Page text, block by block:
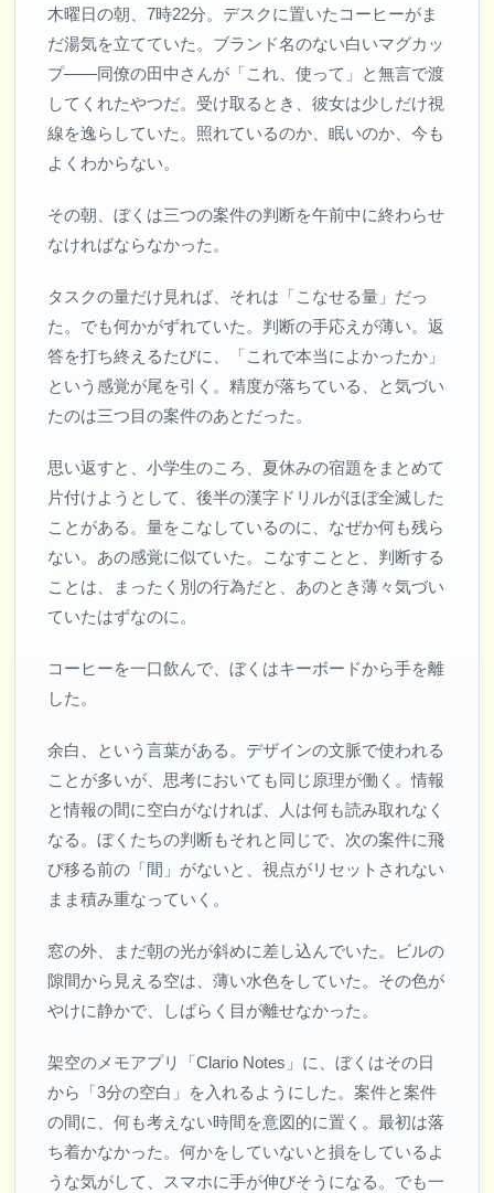
木曜日の朝、7時22分。デスクに置いたコーヒーがま
だ湯気を立てていた。ブランド名のない白いマグカッ
プ——同僚の田中さんが「これ、使って」と無言で渡
してくれたやつだ。受け取るとき、彼女は少しだけ視
線を逸らしていた。照れているのか、眠いのか、今も
よくわからない。
その朝、ぼくは三つの案件の判断を午前中に終わらせ
なければならなかった。
タスクの量だけ見れば、それは「こなせる量」だっ
た。でも何かがずれていた。判断の手応えが薄い。返
答を打ち終えるたびに、「これで本当によかったか」
という感覚が尾を引く。精度が落ちている、と気づい
たのは三つ目の案件のあとだった。
思い返すと、小学生のころ、夏休みの宿題をまとめて
片付けようとして、後半の漢字ドリルがほぼ全滅した
ことがある。量をこなしているのに、なぜか何も残ら
ない。あの感覚に似ていた。こなすことと、判断する
ことは、まったく別の行為だと、あのとき薄々気づい
ていたはずなのに。
コーヒーを一口飲んで、ぼくはキーボードから手を離
した。
余白、という言葉がある。デザインの文脈で使われる
ことが多いが、思考においても同じ原理が働く。情報
と情報の間に空白がなければ、人は何も読み取れなく
なる。ぼくたちの判断もそれと同じで、次の案件に飛
び移る前の「間」がないと、視点がリセットされない
まま積み重なっていく。
窓の外、まだ朝の光が斜めに差し込んでいた。ビルの
隙間から見える空は、薄い水色をしていた。その色が
やけに静かで、しばらく目が離せなかった。
架空のメモアプリ「Clario Notes」に、ぼくはその日
から「3分の空白」を入れるようにした。案件と案件
の間に、何も考えない時間を意図的に置く。最初は落
ち着かなかった。何かをしていないと損をしているよ
うな気がして、スマホに手が伸びそうになる。でも一